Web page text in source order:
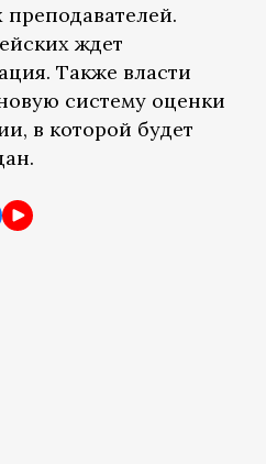
ждет
Также власти
систему оценки
в которой будет